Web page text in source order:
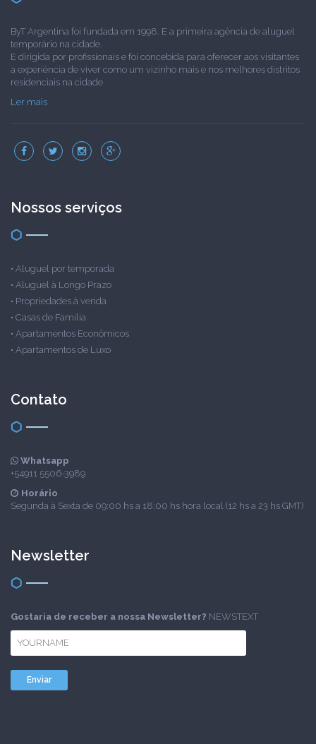
ByT Argentina foi fundada em 1998. E a primeira agência de aluguel
temporário na cidade.
E dirigida por profissionais e foi concebida para oferecer aos visitantes
a experiência de viver como um vizinho mais e nos melhores distritos
residenciais na cidade
Ler mais
Nossos serviços
• Aluguel por temporada
• Aluguel à Longo Prazo
• Propriedades à venda
• Casas de Família
• Apartamentos Econômicos
• Apartamentos de Luxo
Contato
Whatsapp
+54911 5506-3989
Horário
Segunda à Sexta de 09:00 hs a 18:00 hs hora local (12 hs a 23 hs GMT)
Newsletter
Gostaria de receber a nossa Newsletter? NEWSTEXT